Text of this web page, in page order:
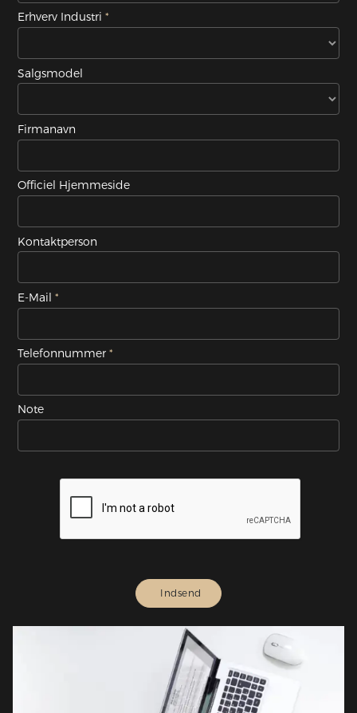
Erhverv Industri
Salgsmodel
Firmanavn
Officiel Hjemmeside
Kontaktperson
E-Mail
Telefonnummer
Note